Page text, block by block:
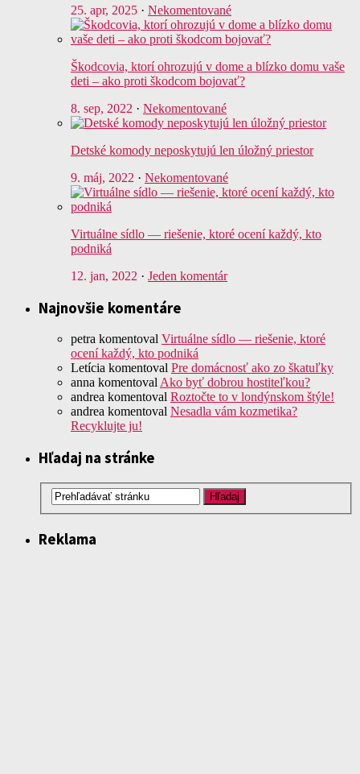
25. apr, 2025 · Nekomentované
Škodcovia, ktorí ohrozujú v dome a blízko domu vaše
deti – ako proti škodcom bojovať?
8. sep, 2022 · Nekomentované
Detské komody neposkytujú len úložný priestor
9. máj, 2022 · Nekomentované
Virtuálne sídlo — riešenie, ktoré ocení každý, kto
podniká
12. jan, 2022 · Jeden komentár
Najnovšie komentáre
petra komentoval Virtuálne sídlo — riešenie, ktoré
ocení každý, kto podniká
Letícia komentoval Pre domácnosť ako zo škatuľky
anna komentoval Ako byť dobrou hostiteľkou?
andrea komentoval Roztočte to v londýnskom štýle!
andrea komentoval Nesadla vám kozmetika?
Recyklujte ju!
Hľadaj na stránke
Reklama